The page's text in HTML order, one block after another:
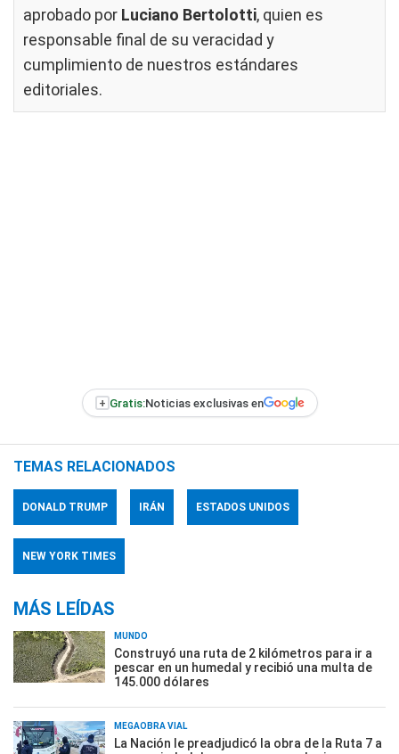
aprobado por Luciano Bertolotti, quien es
responsable final de su veracidad y
cumplimiento de nuestros estándares
editoriales.
+ Gratis:Noticias exclusivas en
TEMAS RELACIONADOS
DONALD TRUMP IRÁN ESTADOS UNIDOS
NEW YORK TIMES
MÁS LEÍDAS
MUNDO
Construyó una ruta de 2 kilómetros para ir a
pescar en un humedal y recibió una multa de
145.000 dólares
MEGAOBRA VIAL
La Nación le preadjudicó la obra de la Ruta 7 a